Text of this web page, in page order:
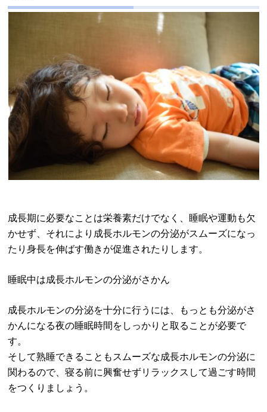
成長期に必要なことは栄養素だけでなく、睡眠や運動も欠
かせず、それにより成長ホルモンの分泌がスムーズになっ
たり身長を伸ばす働きが促進されたりします。
睡眠中は成長ホルモンの分泌がさかん
成長ホルモンの分泌を十分に行うには、もっとも分泌がさ
かんになる夜の睡眠時間をしっかりと取ることが必要で
す。
そして熟睡できることもスムーズな成長ホルモンの分泌に
関わるので、寝る前に興奮せずリラックスして過ごす時間
をつくりましょう。